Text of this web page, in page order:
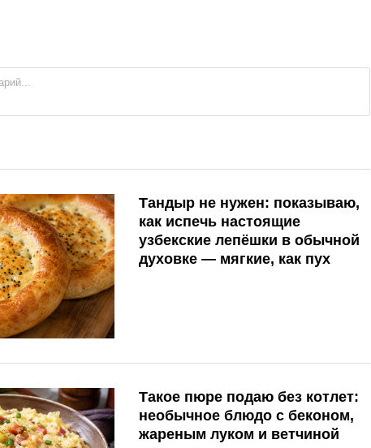
Тандыр не нужен: показываю,
как испечь настоящие
узбекские лепёшки в обычной
духовке — мягкие, как пух
Такое пюре подаю без котлет:
необычное блюдо с беконом,
жареным луком и ветчиной